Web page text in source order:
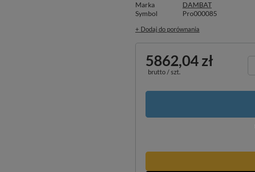
Marka
DAMBAT
Symbol
Pro000085
+ Dodaj do porównania
5862,04 zł
brutto/szt.